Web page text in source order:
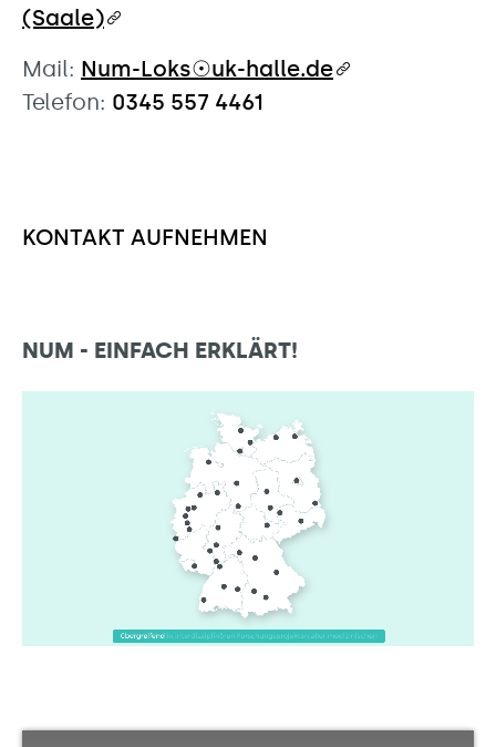
(Saale)
Mail: Num-Loks☉uk-halle.de
Telefon: 0345 557 4461
KONTAKT AUFNEHMEN
NUM - EINFACH ERKLÄRT!